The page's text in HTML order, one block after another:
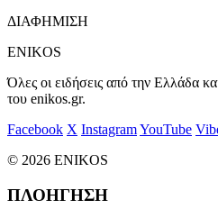
ΔΙΑΦΗΜΙΣΗ
ENIKOS
Όλες οι ειδήσεις από την Ελλάδα
του enikos.gr.
Facebook X InstagramYouTube
© 2026 ENIKOS
ΠΛΟΗΓΗΣΗ